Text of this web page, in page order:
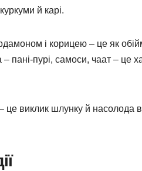
й карі.
і корицею – це як
пурі, самоси, чаат – це
– це виклик шлунку й